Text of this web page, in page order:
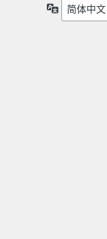
言